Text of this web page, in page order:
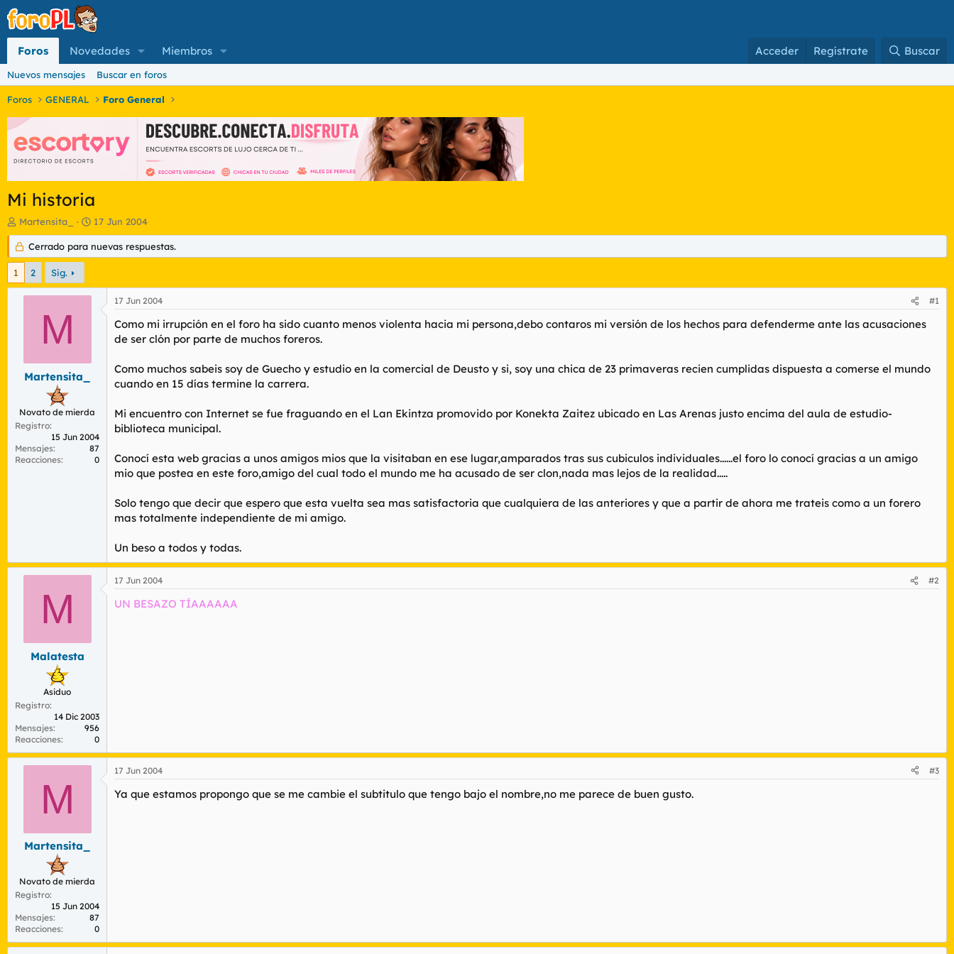
Foros Novedades Miembros Acceder Regístrate Buscar
Nuevos mensajes Buscar en foros
Foros GENERAL Foro General
Mi historia
I
n
i
c
a
d
a
Martensita_
F
e
c
h
17 Jun 2004
Cerrado para nuevas respuestas.
1 2 Sig.
M
Martensita_
Novato de mierda
Registro
15 Jun 2004
Mensajes
87
Reacciones
0
17 Jun 2004 #1
Como mi irrupción en el foro ha sido cuanto menos violenta hacia mi persona,debo contaros mi versión de los hechos para defenderme ante las acusaciones
de ser clón por parte de muchos foreros.
Como muchos sabeis soy de Guecho y estudio en la comercial de Deusto y si, soy una chica de 23 primaveras recien cumplidas dispuesta a comerse el mundo
cuando en 15 días termine la carrera.
Mi encuentro con Internet se fue fraguando en el Lan Ekintza promovido por Konekta Zaitez ubicado en Las Arenas justo encima del aula de estudio-
biblioteca municipal.
Conocí esta web gracias a unos amigos mios que la visitaban en ese lugar,amparados tras sus cubiculos individuales......el foro lo conocí gracias a un amigo
mio que postea en este foro,amigo del cual todo el mundo me ha acusado de ser clon,nada mas lejos de la realidad.....
Solo tengo que decir que espero que esta vuelta sea mas satisfactoria que cualquiera de las anteriores y que a partir de ahora me trateis como a un forero
mas totalmente independiente de mi amigo.
Un beso a todos y todas.
M
Malatesta
Asiduo
Registro
14 Dic 2003
Mensajes
956
Reacciones
0
17 Jun 2004 #2
UN BESAZO TÍAAAAAA
M
Martensita_
Novato de mierda
Registro
15 Jun 2004
Mensajes
87
Reacciones
0
17 Jun 2004 #3
Ya que estamos propongo que se me cambie el subtitulo que tengo bajo el nombre,no me parece de buen gusto.